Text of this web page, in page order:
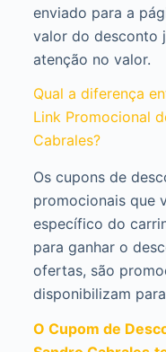
enviado para a
valor do desconto
atenção no valor.
Qual a diferença
Link Promocional
Cabrales?
Os cupons de
promocionais que
específico do
para ganhar o
ofertas, são
disponibilizam
O Cupom de